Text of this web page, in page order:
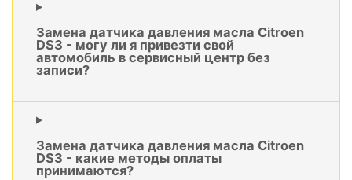
Замена датчика давления масла Citroen
DS3 - могу ли я привезти свой
автомобиль в сервисный центр без
записи?
Замена датчика давления масла Citroen
DS3 - какие методы оплаты
принимаются?